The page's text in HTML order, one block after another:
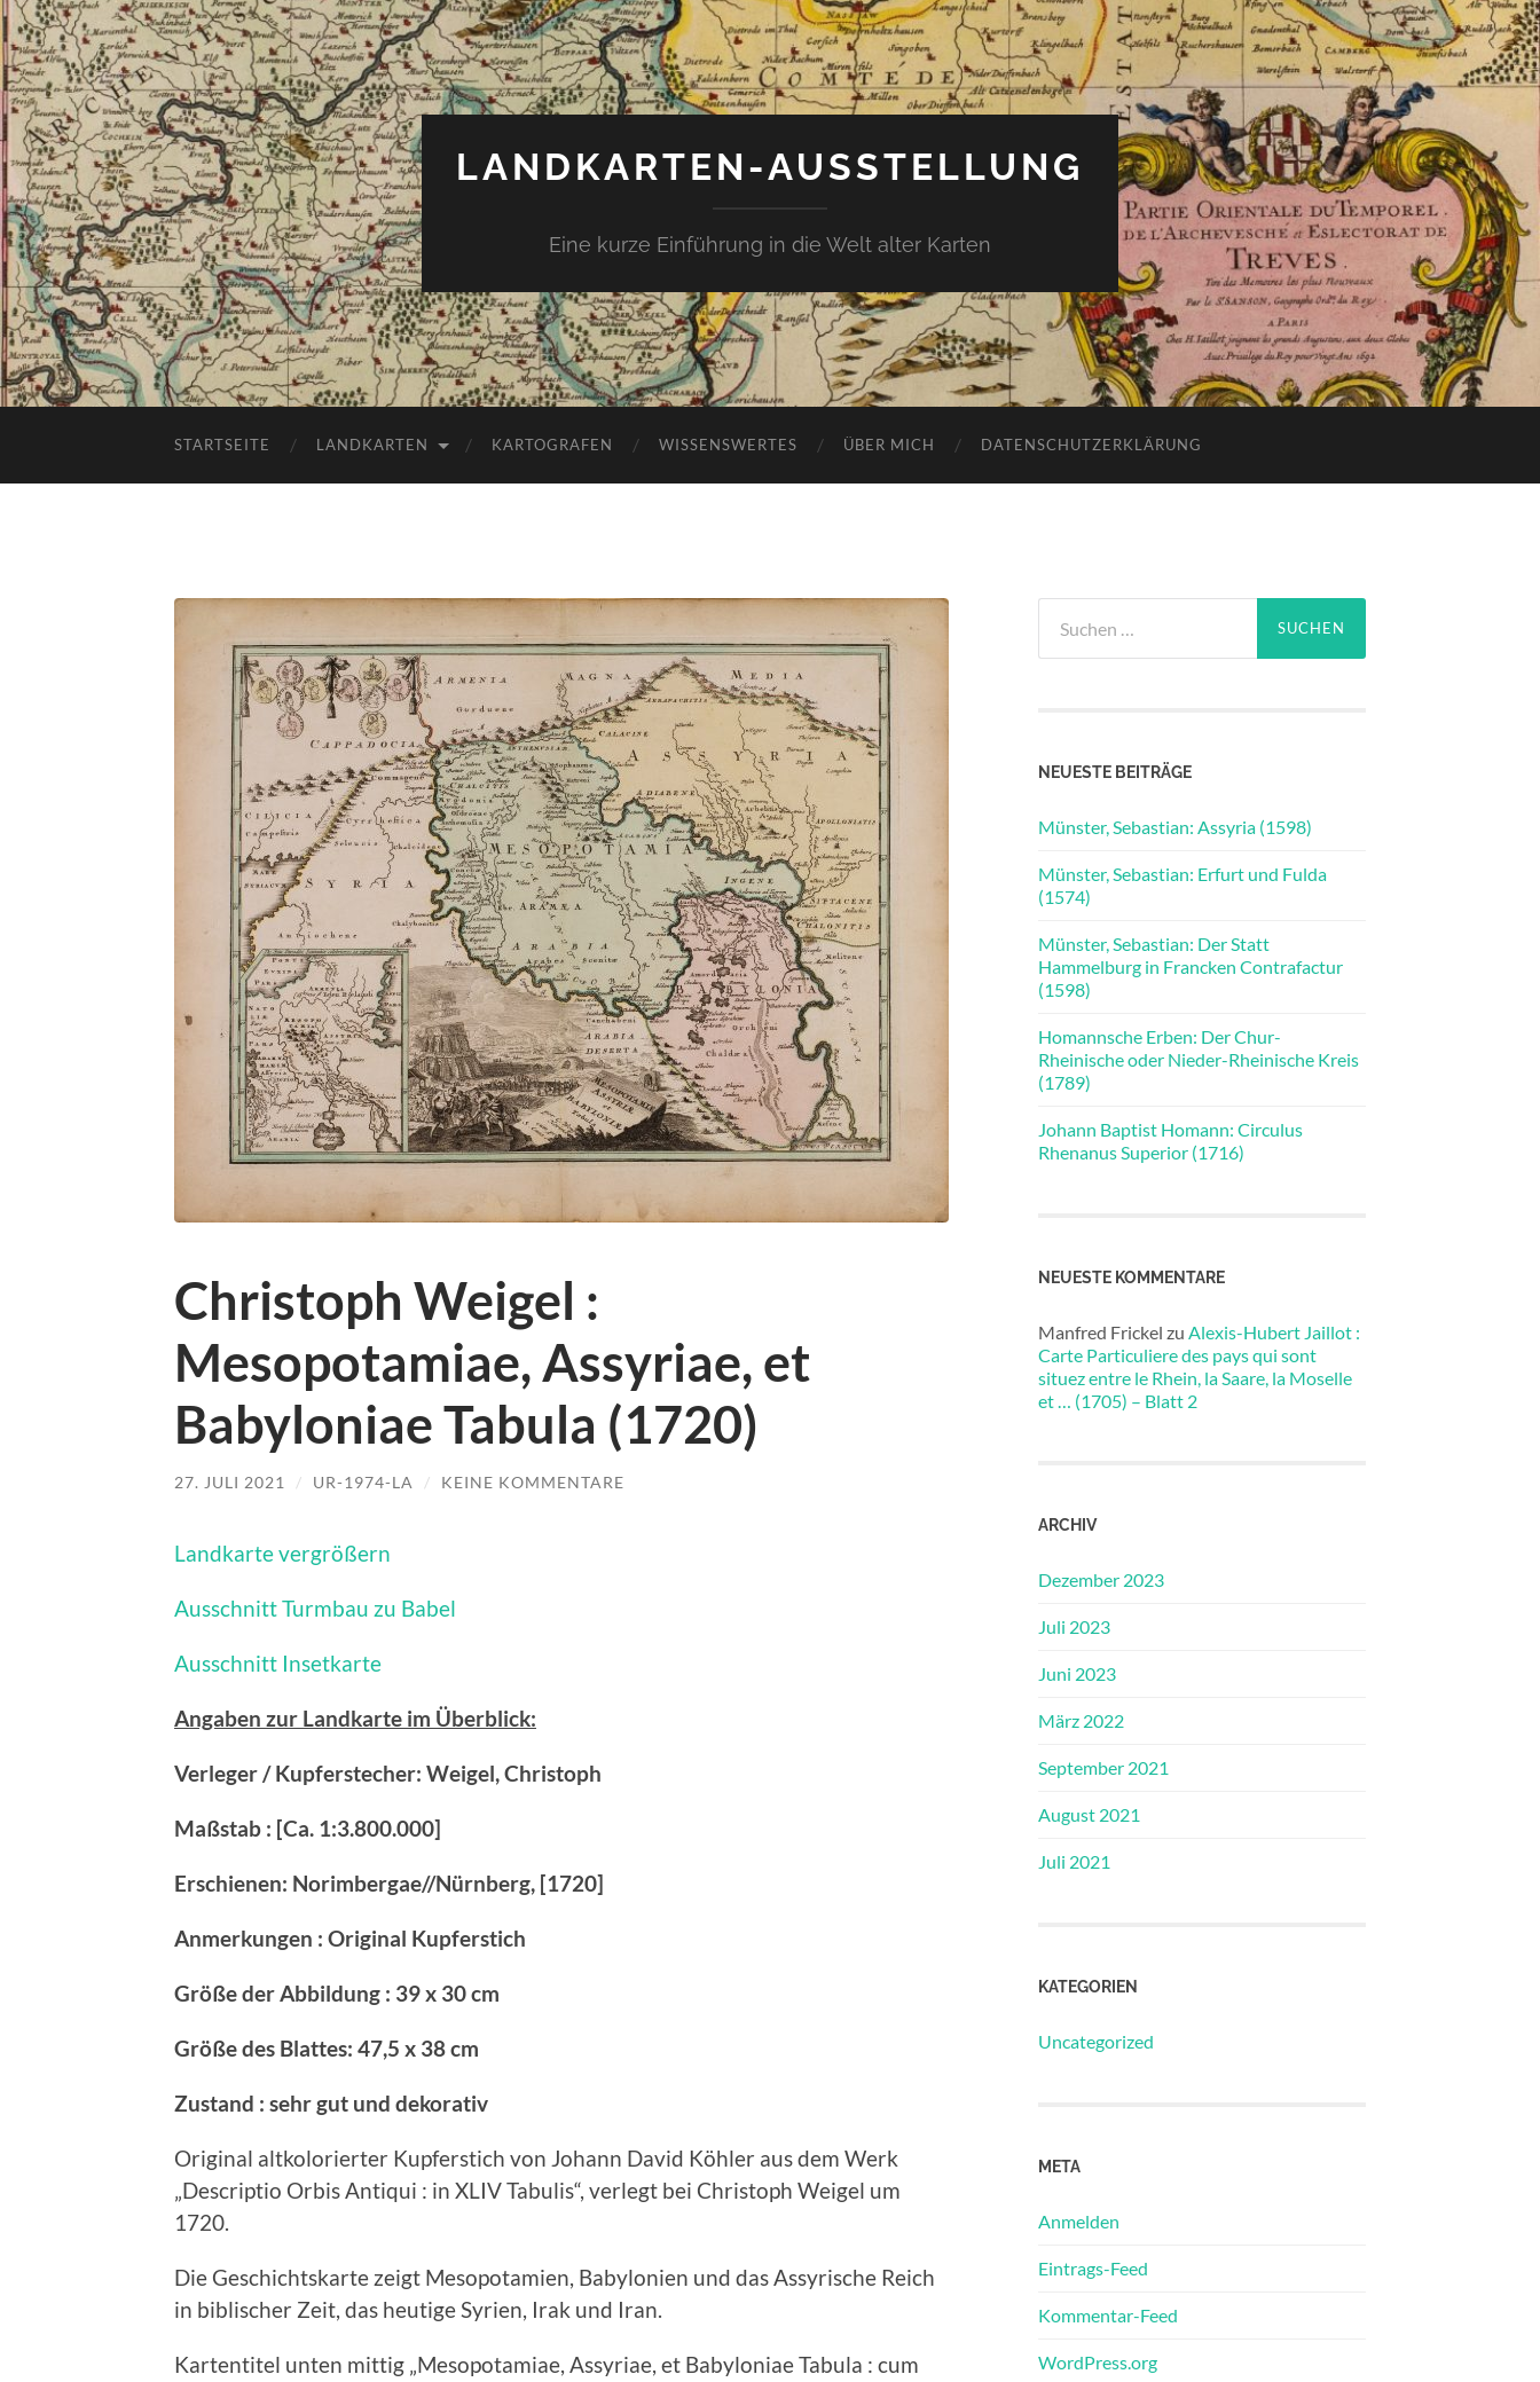
LANDKARTEN-AUSSTELLUNG
Eine kurze Einführung in die Welt alter Karten
STARTSEITE LANDKARTEN KARTOGRAFEN WISSENSWERTES ÜBER MICH DATENSCHUTZERKLÄRUNG
Christoph Weigel :
Mesopotamiae, Assyriae, et
Babyloniae Tabula (1720)
27. JULI 2021 / UR-1974-LA / KEINE KOMMENTARE
Landkarte vergrößern
Ausschnitt Turmbau zu Babel
Ausschnitt Insetkarte
Angaben zur Landkarte im Überblick:
Verleger / Kupferstecher: Weigel, Christoph
Maßstab : [Ca. 1:3.800.000]
Erschienen: Norimbergae//Nürnberg, [1720]
Anmerkungen : Original Kupferstich
Größe der Abbildung : 39 x 30 cm
Größe des Blattes: 47,5 x 38 cm
Zustand : sehr gut und dekorativ
Original altkolorierter Kupferstich von Johann David Köhler aus dem Werk
„Descriptio Orbis Antiqui : in XLIV Tabulis“, verlegt bei Christoph Weigel um
1720.
Die Geschichtskarte zeigt Mesopotamien, Babylonien und das Assyrische Reich
in biblischer Zeit, das heutige Syrien, Irak und Iran.
Kartentitel unten mittig „Mesopotamiae, Assyriae, et Babyloniae Tabula : cum
nach:
NEUESTE BEITRÄGE
Münster, Sebastian: Assyria (1598)
Münster, Sebastian: Erfurt und Fulda
(1574)
Münster, Sebastian: Der Statt
Hammelburg in Francken Contrafactur
(1598)
Homannsche Erben: Der Chur-
Rheinische oder Nieder-Rheinische Kreis
(1789)
Johann Baptist Homann: Circulus
Rhenanus Superior (1716)
NEUESTE KOMMENTARE
Manfred Frickel zu Alexis-Hubert Jaillot :
Carte Particuliere des pays qui sont
situez entre le Rhein, la Saare, la Moselle
et … (1705) – Blatt 2
ARCHIV
Dezember 2023
Juli 2023
Juni 2023
März 2022
September 2021
August 2021
Juli 2021
KATEGORIEN
Uncategorized
META
Anmelden
Eintrags-Feed
Kommentar-Feed
WordPress.org